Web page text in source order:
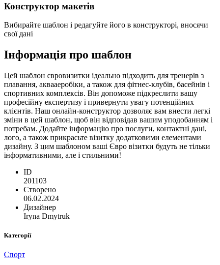
Конструктор макетів
Вибирайте шаблон і редагуйте його в конструкторі, вносячи
свої дані
Інформація про шаблон
Цей шаблон євровизитки ідеально підходить для тренерів з
плавання, аквааеробіки, а також для фітнес-клубів, басейнів і
спортивних комплексів. Він допоможе підкреслити вашу
професійну експертизу і привернути увагу потенційних
клієнтів. Наш онлайн-конструктор дозволяє вам внести легкі
зміни в цей шаблон, щоб він відповідав вашим уподобанням і
потребам. Додайте інформацію про послуги, контактні дані,
лого, а також прикрасьте візитку додатковими елементами
дизайну. З цим шаблоном ваші Євро візитки будуть не тільки
інформативними, але і стильними!
ID
201103
Створено
06.02.2024
Дизайнер
Iryna Dmytruk
Категорії
Спорт